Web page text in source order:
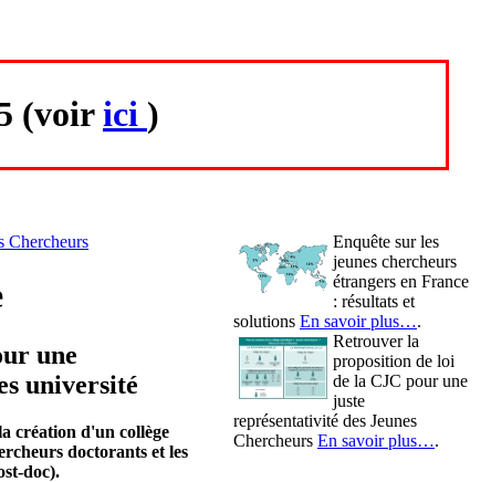
(voirici )
Enquête sur les
jeunes chercheurs
étrangers en France
: résultats et
solutions En savoir plus….
Retrouver la
proposition de loi
de la CJC pour une
juste
représentativité des Jeunes
Chercheurs En savoir plus….
Chercheurs
une
université
création d'un collège
doctorants et les
doc).